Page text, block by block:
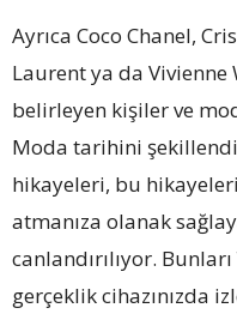
Ayrıca Coco Chanel,
Laurent ya da
belirleyen kişiler ve
Moda tarihini
hikayeleri, bu
atmanıza olanak
canlandırılıyor.
gerçeklik cihazınızda